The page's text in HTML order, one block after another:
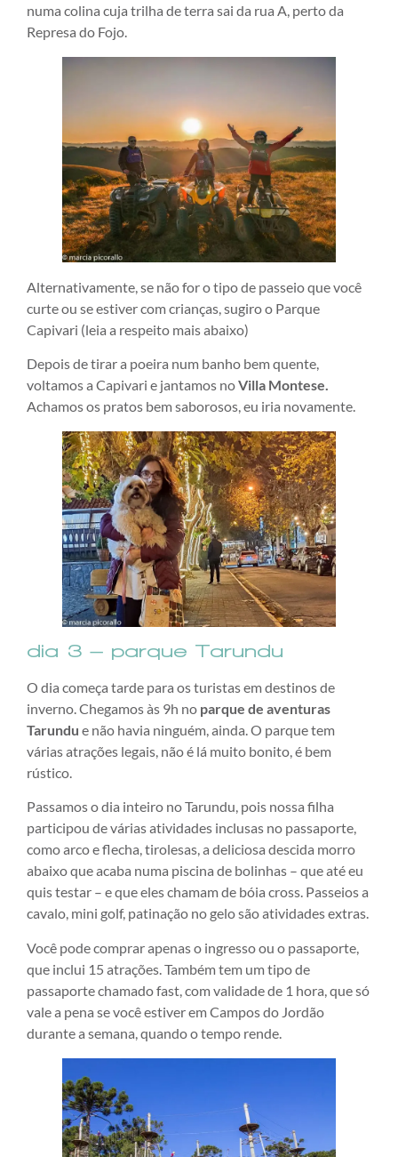
numa colina cuja trilha de terra sai da rua A, perto da
Represa do Fojo.
Alternativamente, se não for o tipo de passeio que você
curte ou se estiver com crianças, sugiro o Parque
Capivari (leia a respeito mais abaixo)
Depois de tirar a poeira num banho bem quente,
voltamos a Capivari e jantamos noVilla Montese.
Achamos os pratos bem saborosos, eu iria novamente.
dia 3 – parque Tarundu
O dia começa tarde para os turistas em destinos de
inverno. Chegamos às 9h no parque de aventuras
Tarundu e não havia ninguém, ainda. O parque tem
várias atrações legais, não é lá muito bonito, é bem
rústico.
Passamos o dia inteiro no Tarundu, pois nossa filha
participou de várias atividades inclusas no passaporte,
como arco e flecha, tirolesas, a deliciosa descida morro
abaixo que acaba numa piscina de bolinhas – que até eu
quis testar – e que eles chamam de bóia cross. Passeios a
cavalo, mini golf, patinação no gelo são atividades extras.
Você pode comprar apenas o ingresso ou o passaporte,
que inclui 15 atrações. Também tem um tipo de
passaporte chamado fast, com validade de 1 hora, que só
vale a pena se você estiver em Campos do Jordão
durante a semana, quando o tempo rende.